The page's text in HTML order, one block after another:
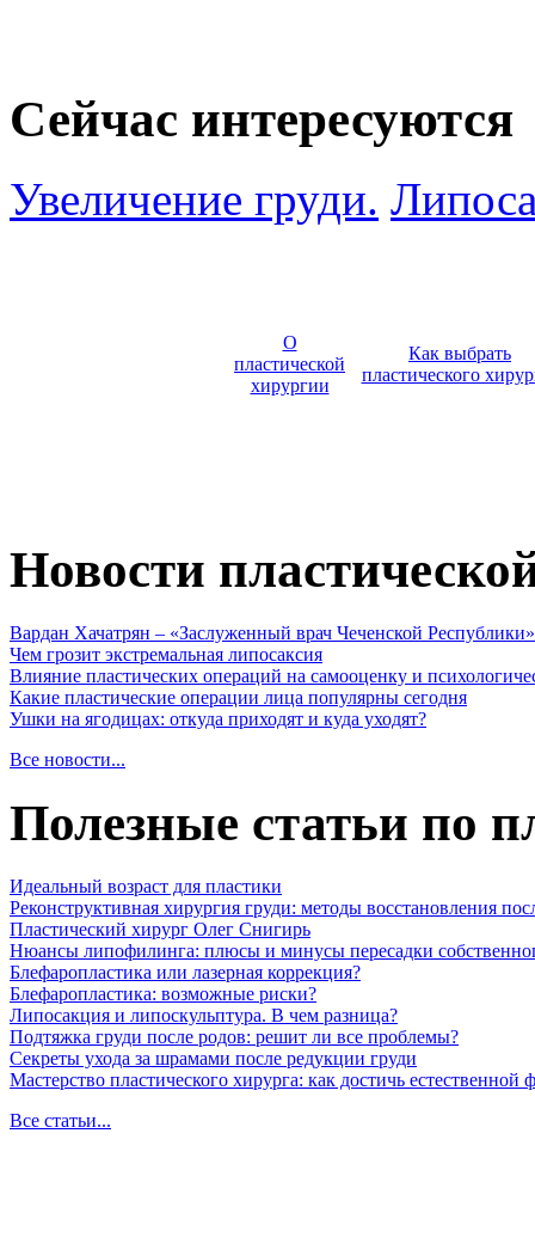
Сейчас интересуются
Увеличение груди.
О
пластической
хирургии
Как выбрать
пластического
Новости
Вардан Хачатрян – «Заслуженный врач Чеченской Республики»
Чем грозит экстремальная липосаксия
Влияние пластических операций на самооценку и
Какие пластические операции лица популярны сегодня
Ушки на ягодицах: откуда приходят и куда уходят?
Все новости...
Полезные статьи по
Идеальный возраст для пластики
Реконструктивная хирургия груди: методы восстановления
Пластический хирург Олег Снигирь
Нюансы липофилинга: плюсы и минусы пересадки
Блефаропластика или лазерная коррекция?
Блефаропластика: возможные риски?
Липосакция и липоскульптура. В чем разница?
Подтяжка груди после родов: решит ли все проблемы?
Секреты ухода за шрамами после редукции груди
Мастерство пластического хирурга: как достичь
Все статьи...